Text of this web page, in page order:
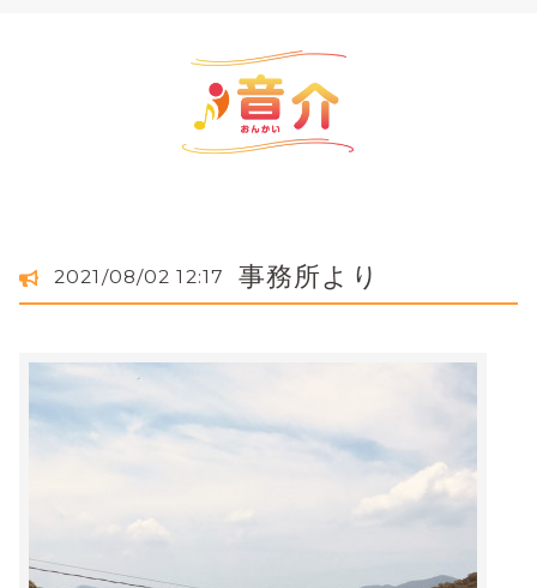
2021/08/02 12:17 事務所より